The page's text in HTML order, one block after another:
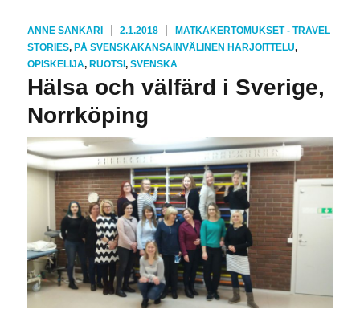
KIRJOITTAJA
ANNE SANKARI JULKAISTU
2.1.2018 KATEGORIAT
MATKAKERTOMUKSET - TRAVEL
STORIES, PÅ SVENSKAAVAINSANAT
KANSAINVÄLINEN HARJOITTELU,
OPISKELIJA, RUOTSI,SVENSKA
Hälsa och välfärd i Sverige,
Norrköping